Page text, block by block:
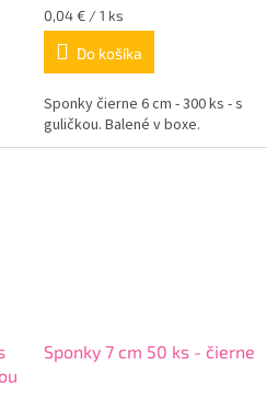
Jednotková
cena:
0,04 € / 1 ks
Do košíka
Sponky čierne 6 cm - 300 ks - s
guličkou. Balené v boxe.
Sponky 7 cm 50 ks - čierne